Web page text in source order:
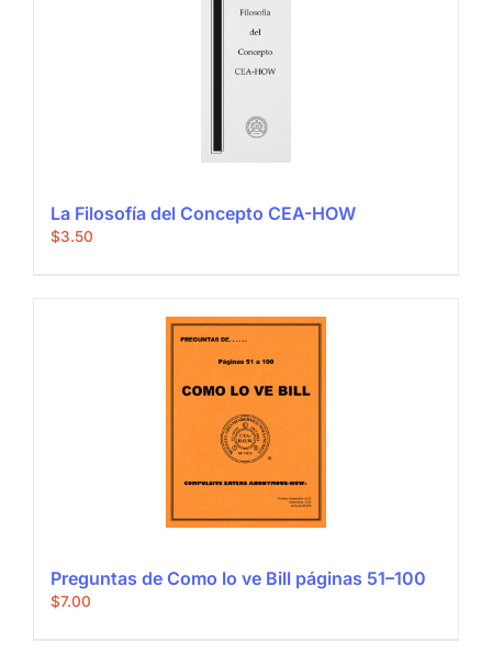
La Filosofía del Concepto CEA-HOW
$3.50
Preguntas de Como lo ve Bill páginas 51–100
$7.00